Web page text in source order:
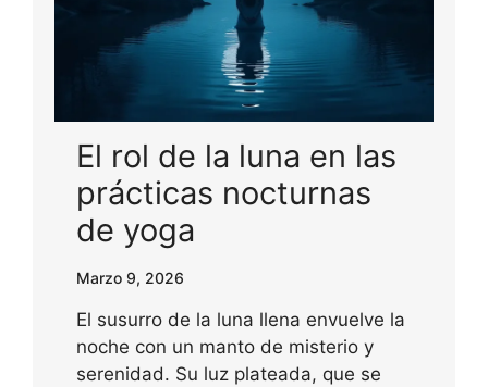
El rol de la luna en las
prácticas nocturnas
de yoga
Marzo 9, 2026
El susurro de la luna llena envuelve la
noche con un manto de misterio y
serenidad. Su luz plateada, que se